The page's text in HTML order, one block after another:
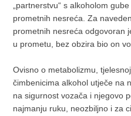
„partnerstvu“ s alkoholom
prometnih nesreća. Za
prometnih nesreća odgovoran
u prometu, bez obzira bio on
Ovisno o metabolizmu,
čimbenicima alkohol utječe na
na sigurnost vozača i njegovo
najmanju ruku, neozbiljno i za